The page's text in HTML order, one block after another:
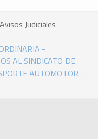
Judiciales
-
AL SINDICATO DE
AUTOMOTOR -